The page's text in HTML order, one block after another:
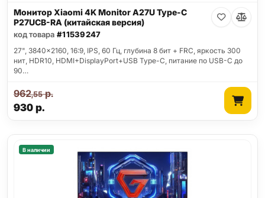
Монитор Xiaomi 4K Monitor A27U Type-C
P27UCB-RA (китайская версия)
код товара #11539247
27", 3840x2160, 16:9, IPS, 60 Гц, глубина 8 бит + FRC, яркость 300
нит, HDR10, HDMI+DisplayPort+USB Type-C, питание по USB-C до
90…
930р.
962,55р.
В наличии